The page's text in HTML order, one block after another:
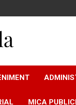
MICA